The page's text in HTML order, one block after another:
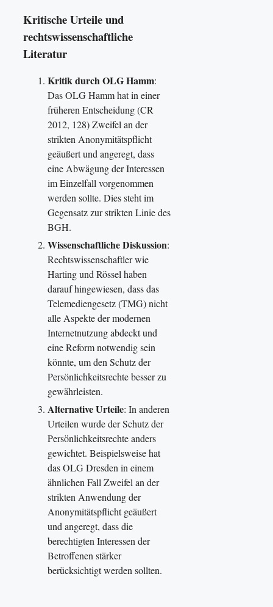
Kritische Urteile und
rechtswissenschaftliche
Literatur
Kritik durch OLG Hamm:
Das OLG Hamm hat in einer
früheren Entscheidung (CR
2012, 128) Zweifel an der
strikten Anonymitätspflicht
geäußert und angeregt, dass
eine Abwägung der Interessen
im Einzelfall vorgenommen
werden sollte. Dies steht im
Gegensatz zur strikten Linie des
BGH.
Wissenschaftliche Diskussion:
Rechtswissenschaftler wie
Harting und Rössel haben
darauf hingewiesen, dass das
Telemediengesetz (TMG) nicht
alle Aspekte der modernen
Internetnutzung abdeckt und
eine Reform notwendig sein
könnte, um den Schutz der
Persönlichkeitsrechte besser zu
gewährleisten.
Alternative Urteile: In anderen
Urteilen wurde der Schutz der
Persönlichkeitsrechte anders
gewichtet. Beispielsweise hat
das OLG Dresden in einem
ähnlichen Fall Zweifel an der
strikten Anwendung der
Anonymitätspflicht geäußert
und angeregt, dass die
berechtigten Interessen der
Betroffenen stärker
berücksichtigt werden sollten.